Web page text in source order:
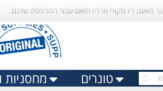
תואם, דיו מקורי או דיו תואם עבור המדפסת שלכם.
מחסניות טונרים